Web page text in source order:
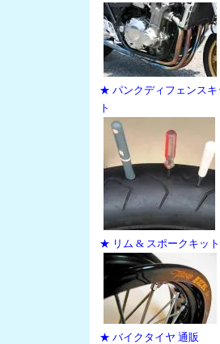
★ パンクディフェンスキ
ト
★ リム & スポークキット
★ バイクタイヤ 通販